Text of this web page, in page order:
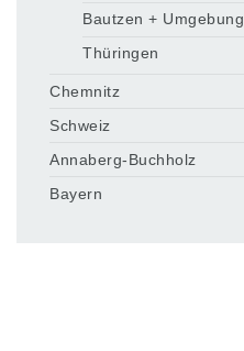
Bautzen + Umgebung
Thüringen
Chemnitz
Schweiz
Annaberg-Buchholz
Bayern